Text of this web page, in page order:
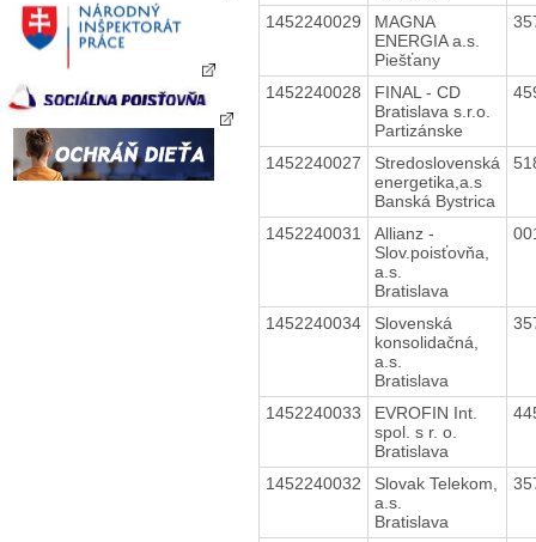
1452240029
MAGNA
ENERGIA a.s.
Piešťany
1452240028
FINAL - CD
Bratislava s.r.o.
Partizánske
1452240027
Stredoslovenská
energetika,a.s
Banská Bystrica
1452240031
Allianz -
Slov.poisťovňa,
a.s.
Bratislava
1452240034
Slovenská
konsolidačná,
a.s.
Bratislava
1452240033
EVROFIN Int.
spol. s r. o.
Bratislava
1452240032
Slovak Telekom,
a.s.
Bratislava